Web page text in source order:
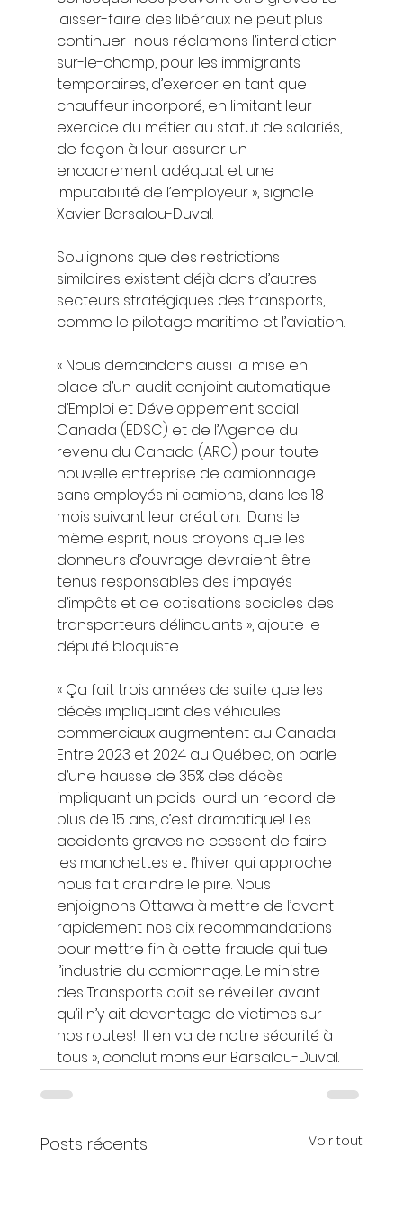
laisser-faire des libéraux ne peut plus
continuer : nous réclamons l’interdiction
sur-le-champ, pour les immigrants
temporaires, d’exercer en tant que
chauffeur incorporé, en limitant leur
exercice du métier au statut de salariés,
de façon à leur assurer un
encadrement adéquat et une
imputabilité de l’employeur », signale
Xavier Barsalou-Duval.
Soulignons que des restrictions
similaires existent déjà dans d’autres
secteurs stratégiques des transports,
comme le pilotage maritime et l’aviation.
« Nous demandons aussi la mise en
place d’un audit conjoint automatique
d’Emploi et Développement social
Canada (EDSC) et de l’Agence du
revenu du Canada (ARC) pour toute
nouvelle entreprise de camionnage
sans employés ni camions, dans les 18
mois suivant leur création.  Dans le
même esprit, nous croyons que les
donneurs d’ouvrage devraient être
tenus responsables des impayés
d’impôts et de cotisations sociales des
transporteurs délinquants », ajoute le
député bloquiste.
« Ça fait trois années de suite que les
décès impliquant des véhicules
commerciaux augmentent au Canada.
Entre 2023 et 2024 au Québec, on parle
d’une hausse de 35% des décès
impliquant un poids lourd: un record de
plus de 15 ans, c’est dramatique! Les
accidents graves ne cessent de faire
les manchettes et l’hiver qui approche
nous fait craindre le pire. Nous
enjoignons Ottawa à mettre de l’avant
rapidement nos dix recommandations
pour mettre fin à cette fraude qui tue
l’industrie du camionnage. Le ministre
des Transports doit se réveiller avant
qu’il n’y ait davantage de victimes sur
nos routes!  Il en va de notre sécurité à
tous », conclut monsieur Barsalou-Duval.
Posts récents Voir tout